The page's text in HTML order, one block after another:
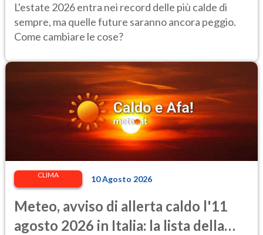
L'estate 2026 entra nei record delle più calde di
sempre, ma quelle future saranno ancora peggio.
Come cambiare le cose?
CLIMA 10 Agosto 2026
Meteo, avviso di allerta caldo l'11
agosto 2026 in Italia: la lista della